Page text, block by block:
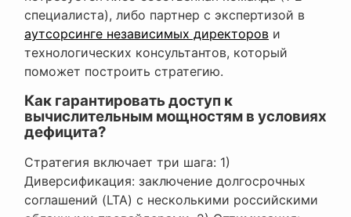
специалиста), либо партнер с экспертизой в
аутсорсинге независимых директоров и
технологических консультантов, который
поможет построить стратегию.
Как гарантировать доступ к
вычислительным мощностям в условиях
дефицита?
Стратегия включает три шага: 1)
Диверсификация: заключение долгосрочных
соглашений (LTA) с несколькими российскими